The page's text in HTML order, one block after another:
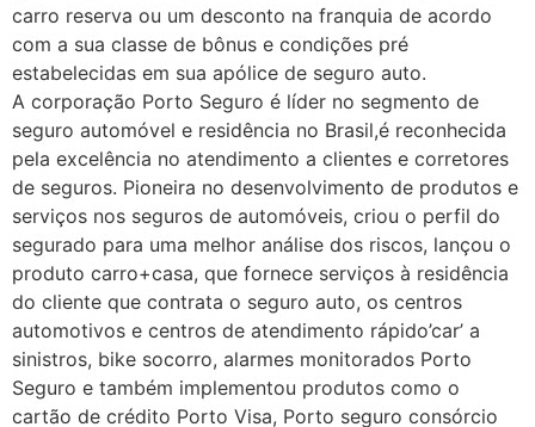
carro reserva ou um desconto na franquia de acordo
com a sua classe de bônus e condições pré
estabelecidas em sua apólice de seguro auto.
A corporação Porto Seguro é líder no segmento de
seguro automóvel e residência no Brasil,é reconhecida
pela excelência no atendimento a clientes e corretores
de seguros. Pioneira no desenvolvimento de produtos e
serviços nos seguros de automóveis, criou o perfil do
segurado para uma melhor análise dos riscos, lançou o
produto carro+casa, que fornece serviços à residência
do cliente que contrata o seguro auto, os centros
automotivos e centros de atendimento rápido’car’ a
sinistros, bike socorro, alarmes monitorados Porto
Seguro e também implementou produtos como o
cartão de crédito Porto Visa, Porto seguro consórcio